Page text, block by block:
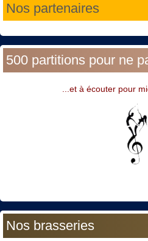
Nos partenaires
500 partitions pour ne
...et à écouter pour
Nos brasseries
précédente
précédent
suivante
suivant